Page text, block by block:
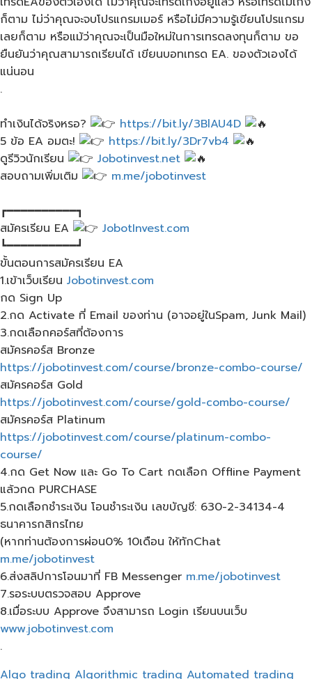
ก็ตาม​ ไม่ว่าคุณจะจบโปรแกรม​เมอร์​ หรือไม่มีความรู้เขียนโปรแกรม
เลยก็ตาม​ หรือแม้ว่าคุณจะเป็นมือใหม่ในการเทรดลงทุนก็ตาม​ ขอ
ยืนยันว่าคุณสามารถเรียนได้​ เขียนบอทเทรด​ EA.​ ของตัวเองได้
แน่นอน
.
ทำเงินได้จริงหรอ?
https://bit.ly/3BlAU4D
5 ข้อ​ EA อมตะ!
https://bit.ly/3Dr7vb4
ดูรีวิวนักเรียน
Jobotinvest.net
สอบถามเพิ่มเติม​
m.me/jobotinvest​
┏━━━━━━━━━━┓
สมัครเรียน​ EA​
JobotInvest.com
┗━━━━━━━━━━┛
ขั้นตอนการสมัครเรียน​ EA
1.เข้าเว็บ​เรียน Jobotinvest.com
กด Sign Up
2.กด Activate ที่ Email ของท่าน​ (อาจอยู่ใน​Spam, Junk Mail)
3.กดเลือกคอร์สที่ต้องการ
สมัครคอร์ส​ Bronze
https://jobotinvest.com/course/bronze-combo-course/
สมัครคอร์ส​ Gold
https://jobotinvest.com/course/gold-combo-course/
สมัครคอร์ส​ Platinum
https://jobotinvest.com/course/platinum-combo-
course/
4.กด Get Now และ Go To Cart กดเลือก​ Offline Payment
แล้วกด​ PURCHASE
5.กดเลือกชำระเงิน โอนชำระเงิน เลขบัญชี: 630-2-34134-4
ธนาคารกสิกรไทย
(หากท่านต้องการผ่อน0% 10เดือน​ ให้ทักChat
m.me/jobotinvest
6.ส่งสลิปการโอนมาที่ FB Messenger m.me/jobotinvest
7.รอระบบตรวจสอบ Approve
8.เมื่อระบบ Approve จึงสามารถ Login เรียนบนเว็บ
www.jobotinvest.com
.
Algo trading Algorithmic trading Automated trading